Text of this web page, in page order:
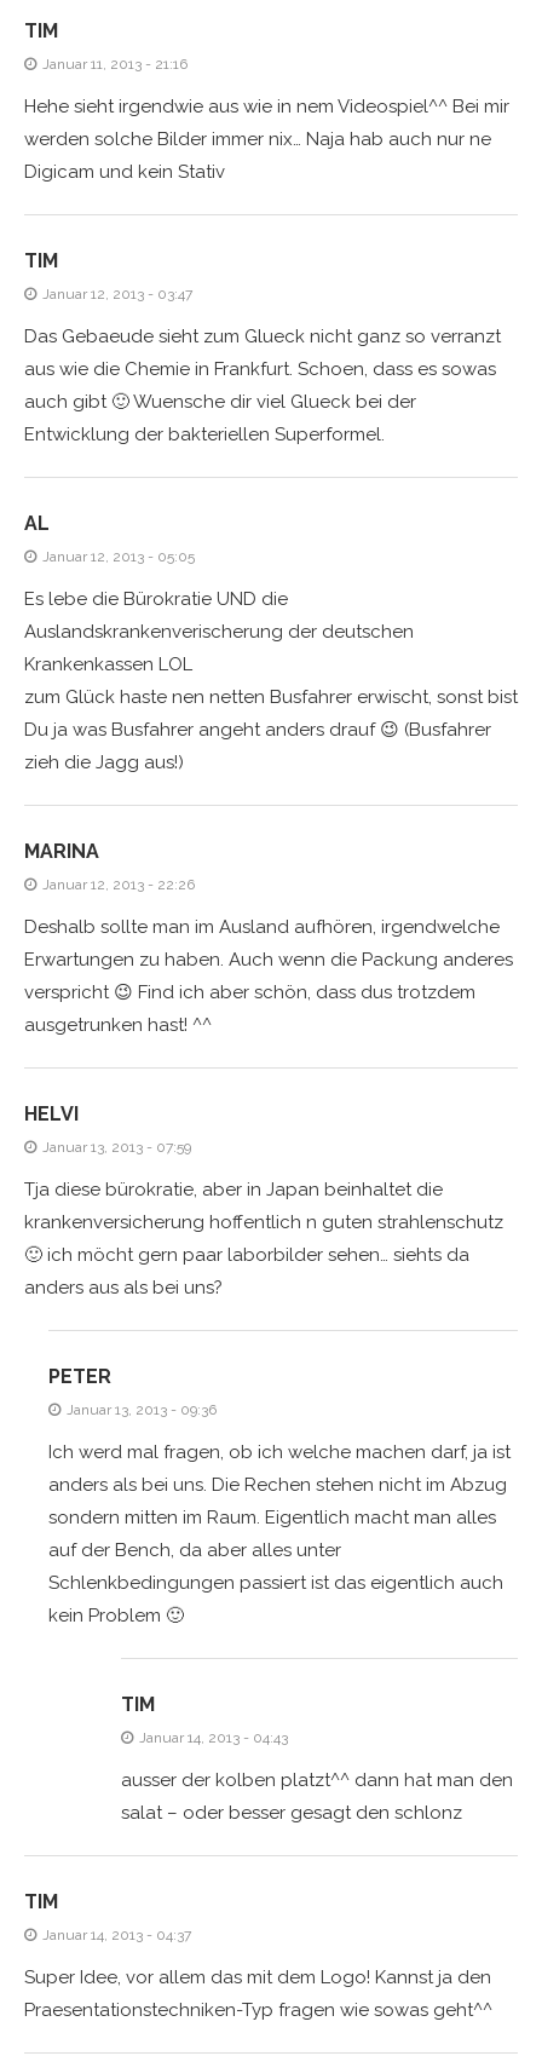
TIM
Januar 11, 2013 - 21:16
Hehe sieht irgendwie aus wie in nem Videospiel^^ Bei mir
werden solche Bilder immer nix… Naja hab auch nur ne
Digicam und kein Stativ
TIM
Januar 12, 2013 - 03:47
Das Gebaeude sieht zum Glueck nicht ganz so verranzt
aus wie die Chemie in Frankfurt. Schoen, dass es sowas
auch gibt 🙂 Wuensche dir viel Glueck bei der
Entwicklung der bakteriellen Superformel.
AL
Januar 12, 2013 - 05:05
Es lebe die Bürokratie UND die
Auslandskrankenverischerung der deutschen
Krankenkassen LOL
zum Glück haste nen netten Busfahrer erwischt, sonst bist
Du ja was Busfahrer angeht anders drauf 😉 (Busfahrer
zieh die Jagg aus!)
MARINA
Januar 12, 2013 - 22:26
Deshalb sollte man im Ausland aufhören, irgendwelche
Erwartungen zu haben. Auch wenn die Packung anderes
verspricht 😉 Find ich aber schön, dass dus trotzdem
ausgetrunken hast! ^^
HELVI
Januar 13, 2013 - 07:59
Tja diese bürokratie, aber in Japan beinhaltet die
krankenversicherung hoffentlich n guten strahlenschutz
🙂 ich möcht gern paar laborbilder sehen… siehts da
anders aus als bei uns?
PETER
Januar 13, 2013 - 09:36
Ich werd mal fragen, ob ich welche machen darf, ja ist
anders als bei uns. Die Rechen stehen nicht im Abzug
sondern mitten im Raum. Eigentlich macht man alles
auf der Bench, da aber alles unter
Schlenkbedingungen passiert ist das eigentlich auch
kein Problem 🙂
TIM
Januar 14, 2013 - 04:43
ausser der kolben platzt^^ dann hat man den
salat – oder besser gesagt den schlonz
TIM
Januar 14, 2013 - 04:37
Super Idee, vor allem das mit dem Logo! Kannst ja den
Praesentationstechniken-Typ fragen wie sowas geht^^